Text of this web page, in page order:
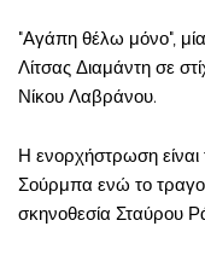
"Αγάπη θέλω μόνο", μία
Λίτσας Διαμάντη σε
Νίκου Λαβράνου.
Η ενορχήστρωση
Σούρμπα ενώ το
σκηνοθεσία Σταύρου